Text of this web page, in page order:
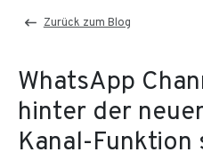
Zurück zum Blog
WhatsApp
hinter der
Kanal-